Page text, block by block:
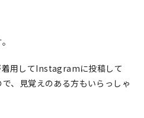
用してInstagramに投稿して
、見覚えのある方もいらっしゃ